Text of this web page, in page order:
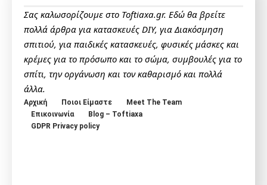
Σας καλωσορίζουμε στο Toftiaxa.gr. Εδώ θα βρείτε
πολλά άρθρα για κατασκευές DIY, για Διακόσμηση
σπιτιού, για παιδικές κατασκευές, φυσικές μάσκες και
κρέμες για το πρόσωπο και το σώμα, συμβουλές για το
σπίτι, την οργάνωση και τον καθαρισμό και πολλά
άλλα.
Αρχική Ποιοι Είμαστε
Meet The Team
Επικοινωνία
Blog – Toftiaxa
GDPR Privacy policy